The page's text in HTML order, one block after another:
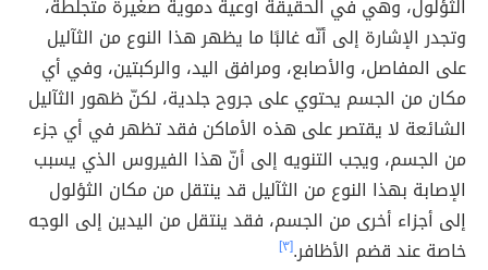
الثؤلول، وهي في الحقيقة أوعية دموية صغيرة متجلطة،
وتجدر الإشارة إلى أنّه غالبًا ما يظهر هذا النوع من الثآليل
على المفاصل، والأصابع، ومرافق اليد، والركبتين، وفي أي
مكان من الجسم يحتوي على جروح جلدية، لكنّ ظهور الثآليل
الشائعة لا يقتصر على هذه الأماكن فقد تظهر في أي جزء
من الجسم، ويجب التنويه إلى أنّ هذا الفيروس الذي يسبب
الإصابة بهذا النوع من الثآليل قد ينتقل من مكان الثؤلول
إلى أجزاء أخرى من الجسم، فقد ينتقل من اليدين إلى الوجه
خاصة عند قضم الأظافر.[٣]